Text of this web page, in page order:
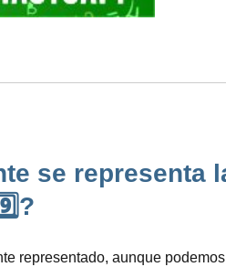
se representa
representado, aunque